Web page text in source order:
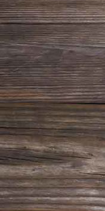
P1020270